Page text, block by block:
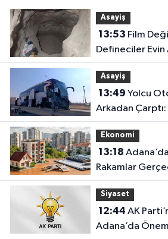
Asayiş
13:53
Defineciler Evin
Asayiş
13:49
Arkadan Çarptı:
Ekonomi
13:18
Rakamlar
Siyaset
12:44
Adana’da